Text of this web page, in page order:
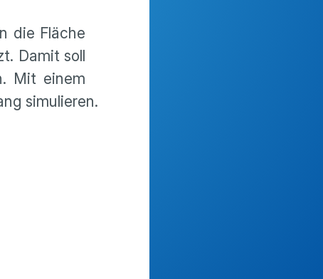
die Fläche
Damit soll
Mit einem
simulieren.